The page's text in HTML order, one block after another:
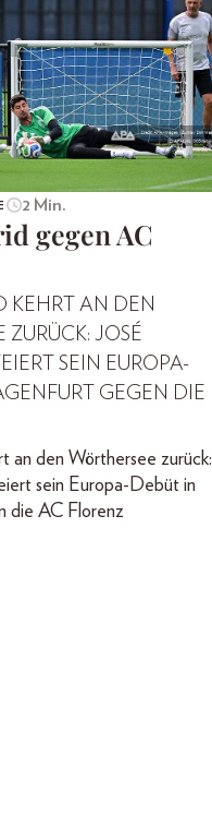
2 Min.
gegen AC
KEHRT AN DEN
ZURÜCK: JOSÉ
SEIN EUROPA-
GEGEN DIE
an den Wörthersee zurück:
sein Europa-Debüt in
die AC Florenz